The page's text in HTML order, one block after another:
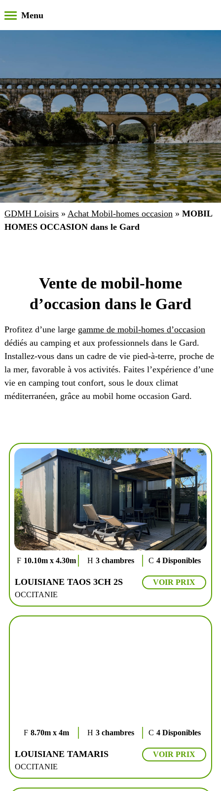
GDMH Loisirs » Achat Mobil-homes occasion » MOBIL
HOMES OCCASION dans le Gard
Vente de mobil-home
d’occasion dans le Gard
Profitez d’une large gamme de mobil-homes d’occasion
dédiés au camping et aux professionnels dans le Gard.
Installez-vous dans un cadre de vie pied-à-terre, proche de
la mer, favorable à vos activités. Faites l’expérience d’une
vie en camping tout confort, sous le doux climat
méditerranéen, grâce au mobil home occasion Gard.
10.10m x 4.30m 3 chambres 4 Disponibles
LOUISIANE TAOS 3CH 2S
OCCITANIE
VOIR PRIX
8.70m x 4m 3 chambres 4 Disponibles
LOUISIANE TAMARIS
OCCITANIE
VOIR PRIX